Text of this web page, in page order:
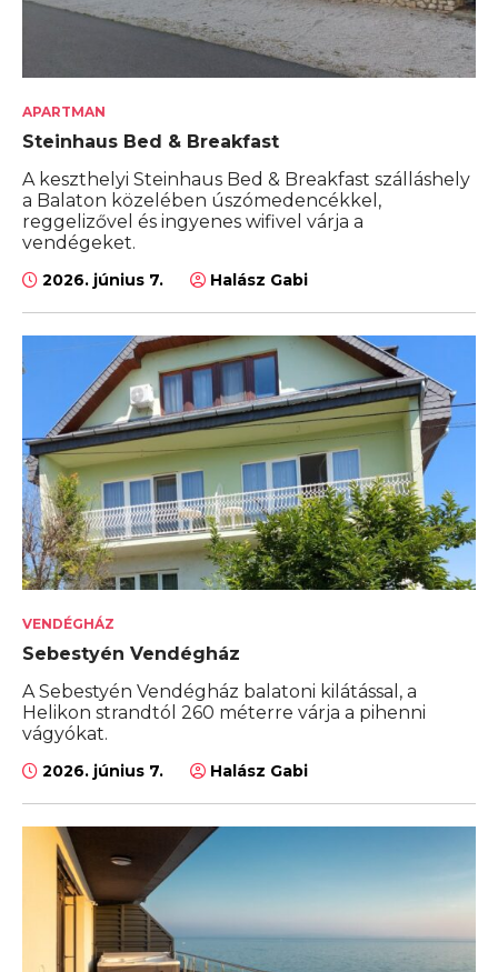
APARTMAN
Steinhaus Bed & Breakfast
A keszthelyi Steinhaus Bed & Breakfast szálláshely
a Balaton közelében úszómedencékkel,
reggelizővel és ingyenes wifivel várja a
vendégeket.
2026. június 7. Halász Gabi
VENDÉGHÁZ
Sebestyén Vendégház
A Sebestyén Vendégház balatoni kilátással, a
Helikon strandtól 260 méterre várja a pihenni
vágyókat.
2026. június 7. Halász Gabi